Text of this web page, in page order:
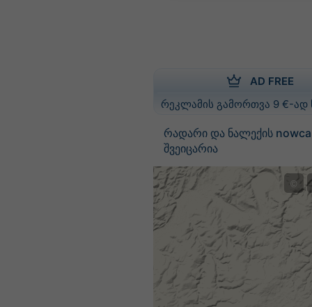
AD FREE
რეკლამის გამორთვა 9 €-ად
რადარი და ნალექის
შვეიცარია
©